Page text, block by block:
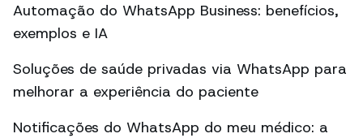
Automação do WhatsApp Business: benefícios,
exemplos e IA
Soluções de saúde privadas via WhatsApp para
melhorar a experiência do paciente
Notificações do WhatsApp do meu médico: a